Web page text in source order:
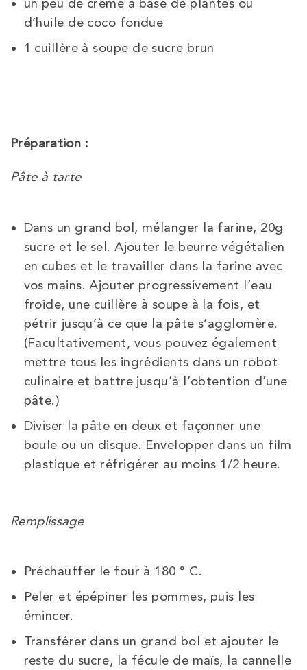
un peu de crème à base de plantes ou
d’huile de coco fondue
1 cuillère à soupe de sucre brun
Préparation :
Pâte à tarte
Dans un grand bol, mélanger la farine, 20g
sucre et le sel. Ajouter le beurre végétalien
en cubes et le travailler dans la farine avec
vos mains. Ajouter progressivement l’eau
froide, une cuillère à soupe à la fois, et
pétrir jusqu’à ce que la pâte s’agglomère.
(Facultativement, vous pouvez également
mettre tous les ingrédients dans un robot
culinaire et battre jusqu’à l’obtention d’une
pâte.)
Diviser la pâte en deux et façonner une
boule ou un disque. Envelopper dans un film
plastique et réfrigérer au moins 1/2 heure.
Remplissage
Préchauffer le four à 180 ° C.
Peler et épépiner les pommes, puis les
émincer.
Transférer dans un grand bol et ajouter le
reste du sucre, la fécule de maïs, la cannelle